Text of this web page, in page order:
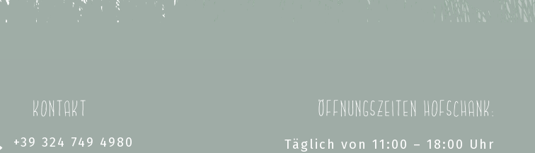
Kontakt
+39 324 749 4980
Öffnungszeiten Hofschank:
Täglich von 11:00 – 18:00 Uhr